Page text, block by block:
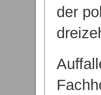
der